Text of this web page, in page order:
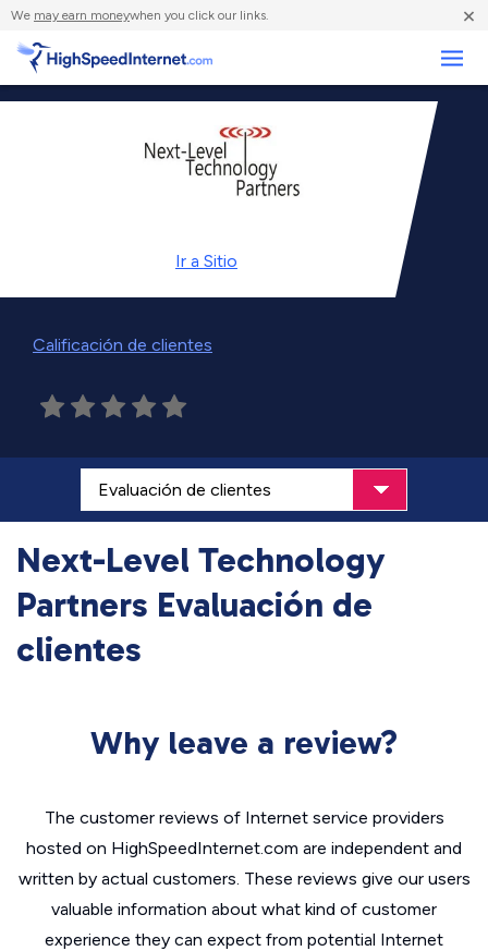
We may earn moneywhen you click our links. ×
Ir a Sitio
Calificación de clientes
Next-Level Technology
Partners Evaluación de
clientes
Why leave a review?
The customer reviews of Internet service providers
hosted on HighSpeedInternet.com are independent and
written by actual customers. These reviews give our users
valuable information about what kind of customer
experience they can expect from potential Internet